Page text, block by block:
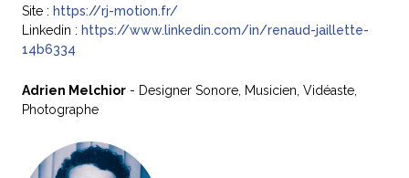
Site : https://rj-motion.fr/
Linkedin : https://www.linkedin.com/in/renaud-jaillette-
14b6334
Adrien Melchior - Designer Sonore, Musicien, Vidéaste,
Photographe